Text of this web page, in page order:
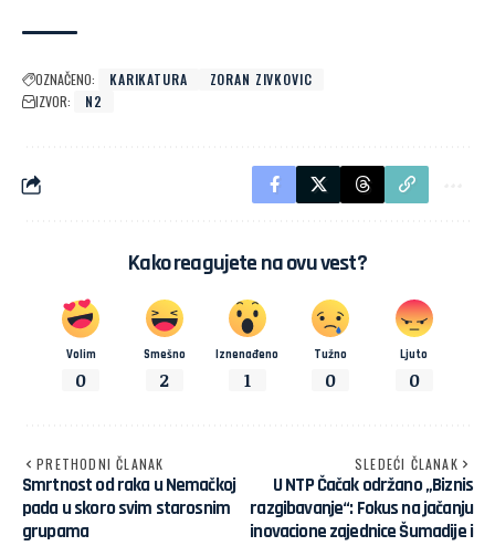
OZNAČENO: KARIKATURA
ZORAN ZIVKOVIC
IZVOR:
N2
Kako reagujete na ovu vest?
Volim
0
Smešno
2
Iznenađeno
1
Tužno
0
Ljuto
0
PRETHODNI ČLANAK
Smrtnost od raka u Nemačkoj
pada u skoro svim starosnim
grupama
SLEDEĆI ČLANAK
U NTP Čačak održano „Biznis
razgibavanje“: Fokus na jačanju
inovacione zajednice Šumadije i